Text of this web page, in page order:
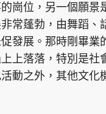
崗位，另一個願
常蓬勃，由舞蹈
發展。那時剛畢
上落落，特別是社
動之外，其他文化